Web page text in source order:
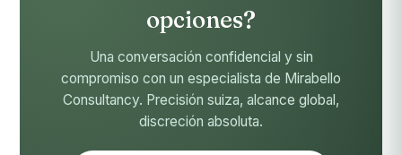
opciones?
Una conversación confidencial y sin
compromiso con un especialista de Mirabello
Consultancy. Precisión suiza, alcance global,
discreción absoluta.